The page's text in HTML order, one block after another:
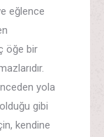
eğlence
öğe bir
yola
gibi
kendine